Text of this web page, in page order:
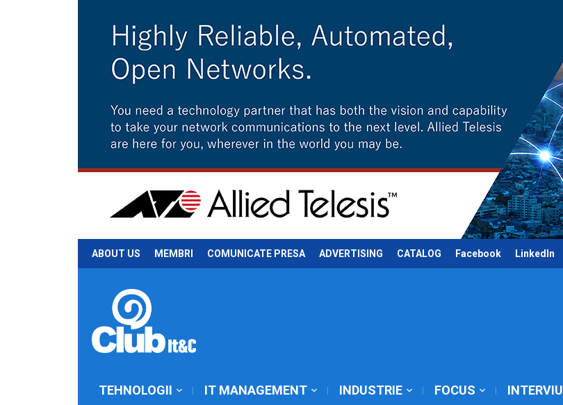
ABOUT US MEMBRI COMUNICATE PRESA ADVERTISING CATALOG Facebook LinkedIn
TEHNOLOGII IT MANAGEMENT INDUSTRIE FOCUS INTERVIU